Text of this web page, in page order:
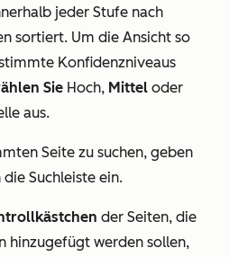
jeder Stufe nach
sortiert. Um die Ansicht so
Konfidenzniveaus
Sie Hoch, Mittel oder
aus.
Seite zu suchen, geben
die Suchleiste ein.
der Seiten, die
hinzugefügt werden sollen,